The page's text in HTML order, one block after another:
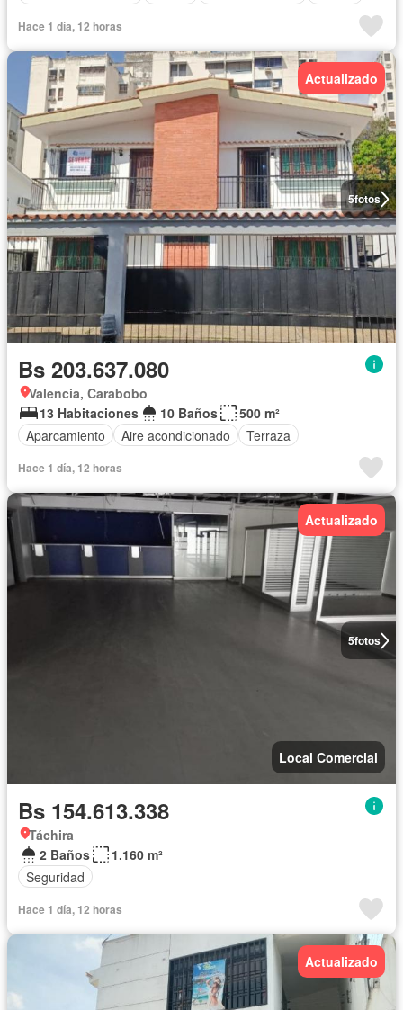
Hace 1 día, 12 horas
5fotos
Actualizado
Bs 203.637.080
Valencia, Carabobo
13 Habitaciones
10 Baños
500 m²
Aparcamiento
Aire acondicionado Terraza
Hace 1 día, 12 horas
5fotos
Actualizado
Local Comercial
Bs 154.613.338
Táchira
2 Baños
1.160 m²
Seguridad
Hace 1 día, 12 horas
Actualizado